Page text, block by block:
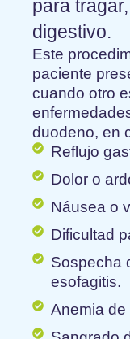
para
digestivo.
Este
paciente
cuando otro
duodeno, en
Reflujo
Dolor o
Náusea o
Dificultad
Sospecha
esofagitis.
Anemia de